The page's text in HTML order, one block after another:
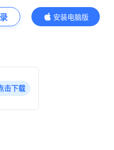
安装电脑版
内容更精彩
击下载